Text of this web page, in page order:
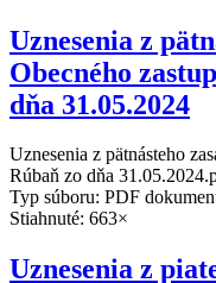
Uznesenia z
Obecného
dňa 31.05.2024
Uznesenia z pätnásteho
Rúbaň zo dňa
Typ súboru: PDF
Stiahnuté: 663×
Uznesenia z